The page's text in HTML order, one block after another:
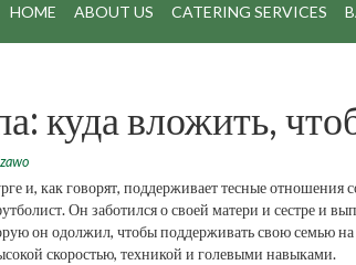
HOME ABOUT US CATERING SERVICES
куда вложить,
и, как говорят, поддерживает тесные отношения
Он заботился о своей матери и сестре и
он одолжил, чтобы поддерживать свою семью
скоростью, техникой и голевыми навыками.